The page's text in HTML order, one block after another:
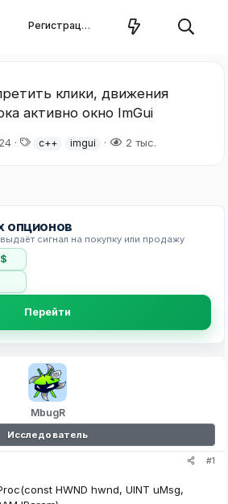
Регистрация
клики, движения
активно окно ImGui
Тc++ imgui 2 тыс.
опционов
сигнал на покупку или продажу
Перейти
MbugR
Исследователь
#1
HWND hwnd, UINT uMsg,